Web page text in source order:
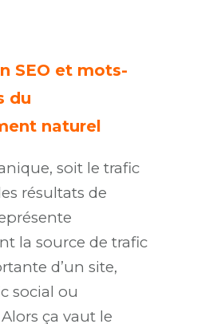
SEO et mots-
du
naturel
soit le trafic
résultats de
la source de trafic
d’un site,
social ou
ça vaut le